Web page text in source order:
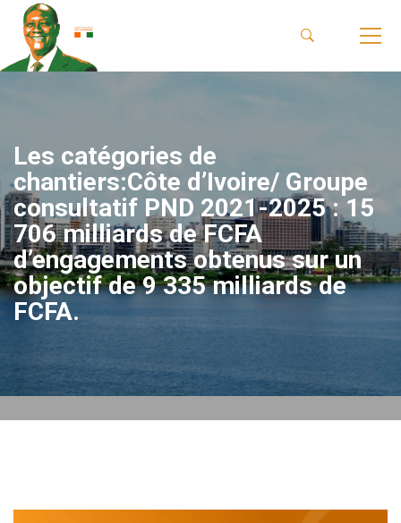
Les catégories de
chantiers:Côte d’Ivoire/ Groupe
consultatif PND 2021-2025 : 15
706 milliards de FCFA
d’engagements obtenus sur un
objectif de 9 335 milliards de
FCFA.